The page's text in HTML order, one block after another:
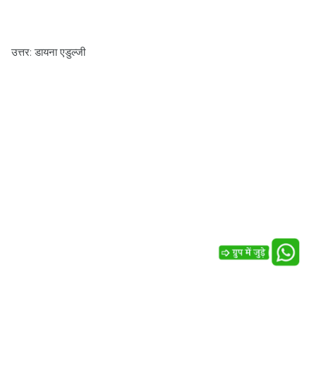
उत्तर: डायना एडुल्जी